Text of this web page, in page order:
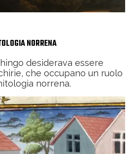
NORRENA
desiderava essere
che occupano un ruolo
norrena.